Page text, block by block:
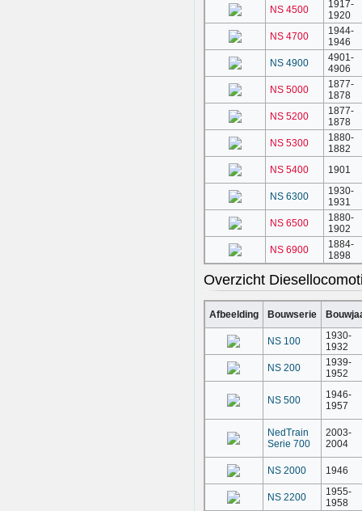
NS 4500
1917-
1920
NS 4700
1944-
1946
NS 4900
4901-
4906
NS 5000
1877-
1878
NS 5200
1877-
1878
NS 5300
1880-
1882
NS 5400
1901
NS 6300
1930-
1931
NS 6500
1880-
1902
NS 6900
1884-
1898
Overzicht
Afbeelding Bouwserie
NS 100
1930-
1932
NS 200
1939-
1952
NS 500
1946-
1957
NedTrain
Serie 700
2003-
2004
NS 2000 1946
NS 2200
1955-
1958